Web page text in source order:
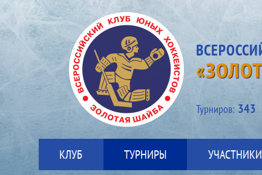
Турниров: 343
КЛУБ ТУРНИРЫ УЧАСТНИКИ